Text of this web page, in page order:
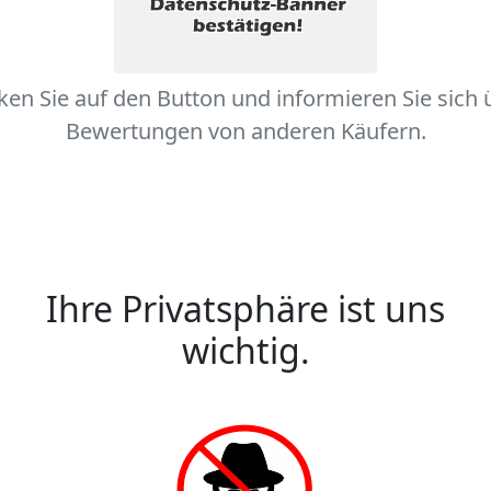
Sie auf den Button und informieren Sie sich
Bewertungen von anderen Käufern.
Ihre Privatsphäre ist uns
wichtig.